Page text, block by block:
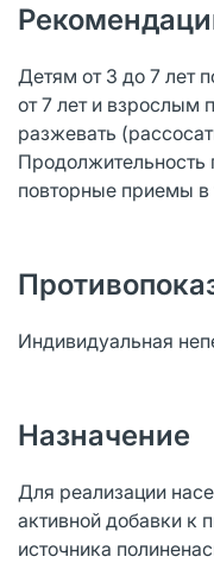
Детям от 3 до 7 лет
от 7 лет и взрослым
разжевать
повторные приемы в
Индивидуальная
Назначение
Для реализации
активной добавки к
источника